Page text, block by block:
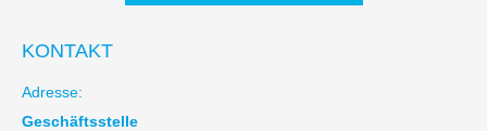
KONTAKT
Adresse:
Geschäftsstelle